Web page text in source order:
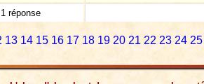
1 réponse
13 14 15 16 17 18 19 20 21 22 23 24 25